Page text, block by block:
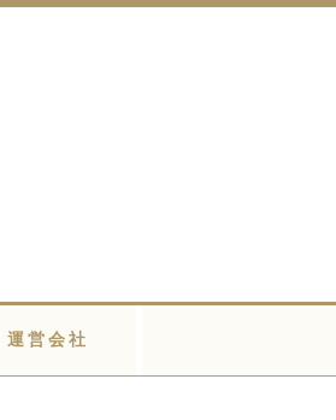
運営会社